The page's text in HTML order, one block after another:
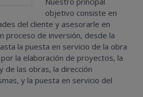
objetivo consiste en
del cliente y asesorarle en
proceso de inversión, desde la
la puesta en servicio de la obra
la elaboración de proyectos, la
de las obras, la dirección
y la puesta en servicio del